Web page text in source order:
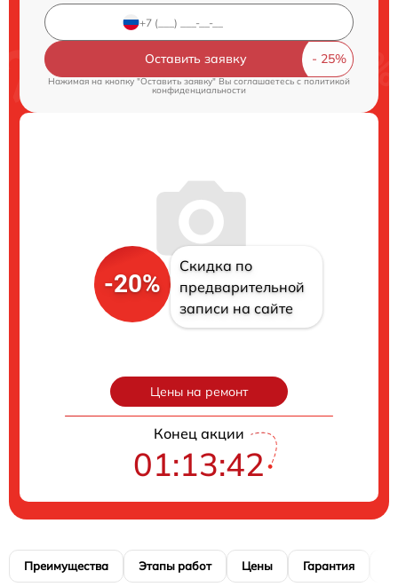
Оставить заявку
Нажимая на кнопку "Оставить заявку" Вы соглашаетесь cполитикой
конфиденциальности
-20%
Скидка по
предварительной
записи на сайте
Цены на ремонт
Конец акции
01:13:41
Преимущества Этапы работ Цены Гарантия